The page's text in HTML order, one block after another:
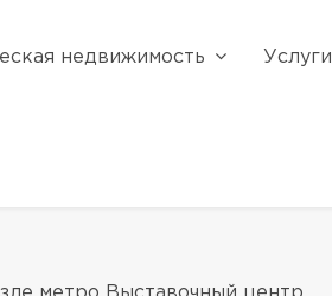
недвижимость Услуги